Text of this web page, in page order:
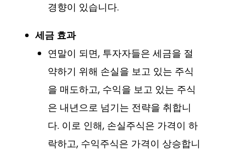
경향이 있습니다.
세금 효과
연말이 되면, 투자자들은 세금을 절
약하기 위해 손실을 보고 있는 주식
을 매도하고, 수익을 보고 있는 주식
은 내년으로 넘기는 전략을 취합니
다. 이로 인해, 손실주식은 가격이 하
락하고, 수익주식은 가격이 상승합니